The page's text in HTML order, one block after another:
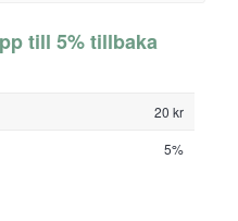
till 5% tillbaka
20 kr
5%